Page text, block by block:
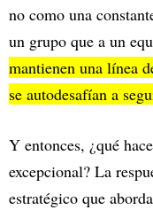
no como una
un grupo que a un
mantienen una línea
se autodesafían a
Y entonces, ¿qué
excepcional? La
estratégico que